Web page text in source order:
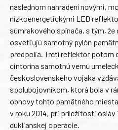
následnom nahradení novými,
nízkoenergetickými LED
súmrakového spínača, s tým,
osvetľujú samotný pylón
predpolia. Tretí reflektor potom
cintorína samotnú vernú
československého vojaka
spolubojovníkom, ktorá bola v
obnovy tohto pamätného
v roku 2014, pri príležitosti
duklianskej operácie.